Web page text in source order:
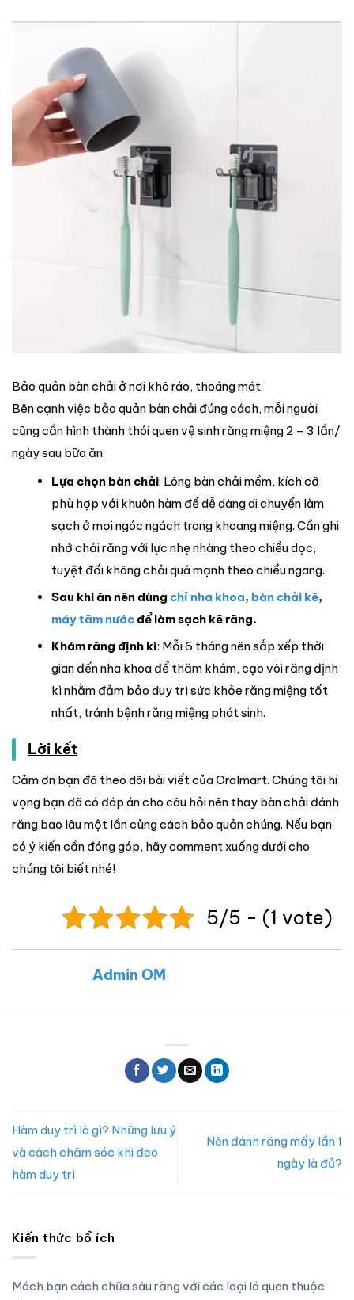
Bảo quản bàn chải ở nơi khô ráo, thoáng mát
Bên cạnh việc bảo quản bàn chải đúng cách, mỗi người
cũng cần hình thành thói quen vệ sinh răng miệng 2 – 3 lần/
ngày sau bữa ăn.
Lựa chọn bàn chải: Lông bàn chải mềm, kích cỡ
phù hợp với khuôn hàm để dễ dàng di chuyển làm
sạch ở mọi ngóc ngách trong khoang miệng. Cần ghi
nhớ chải răng với lực nhẹ nhàng theo chiều dọc,
tuyệt đối không chải quá mạnh theo chiều ngang.
Sau khi ăn nên dùng chỉ nha khoa, bàn chải kẽ,
máy tăm nướcđể làm sạch kẽ răng.
Khám răng định kì: Mỗi 6 tháng nên sắp xếp thời
gian đến nha khoa để thăm khám, cạo vôi răng định
kì nhằm đảm bảo duy trì sức khỏe răng miệng tốt
nhất, tránh bệnh răng miệng phát sinh.
Lời kết
Cảm ơn bạn đã theo dõi bài viết của Oralmart. Chúng tôi hi
vọng bạn đã có đáp án cho câu hỏi nên thay bàn chải đánh
răng bao lâu một lần cùng cách bảo quản chúng. Nếu bạn
có ý kiến cần đóng góp, hãy comment xuống dưới cho
chúng tôi biết nhé!
5/5 - (1 vote)
Admin OM
Hàm duy trì là gì? Những lưu ý
và cách chăm sóc khi đeo
hàm duy trì
Nên đánh răng mấy lần 1
ngày là đủ?
Kiến thức bổ ích
Mách bạn cách chữa sâu răng với các loại lá quen thuộc